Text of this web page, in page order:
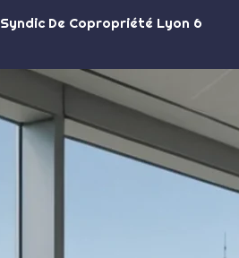
Syndic De Copropriété Lyon 6